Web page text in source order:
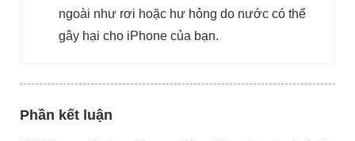
ngoài như rơi hoặc hư hỏng do nước có thể
gây hại cho iPhone của bạn.
Phần kết luận